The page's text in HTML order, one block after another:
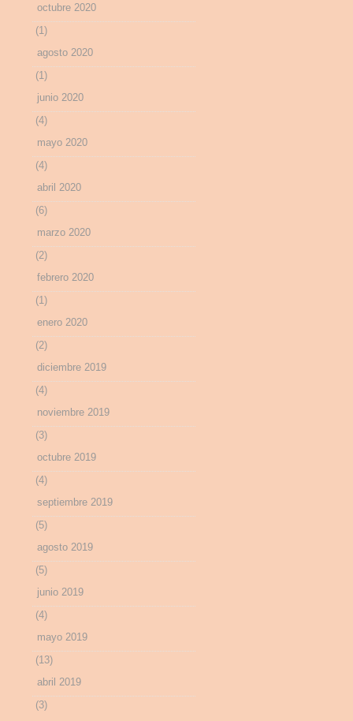
octubre 2020
(1)
agosto 2020
(1)
junio 2020
(4)
mayo 2020
(4)
abril 2020
(6)
marzo 2020
(2)
febrero 2020
(1)
enero 2020
(2)
diciembre 2019
(4)
noviembre 2019
(3)
octubre 2019
(4)
septiembre 2019
(5)
agosto 2019
(5)
junio 2019
(4)
mayo 2019
(13)
abril 2019
(3)